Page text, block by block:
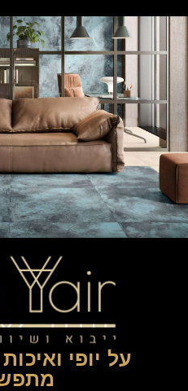
על יופי